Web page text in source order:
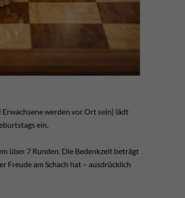
werden vor Ort sein) lädt
ein.
über 7 Runden. Die Bedenkzeit beträgt
Freude am Schach hat – ausdrücklich